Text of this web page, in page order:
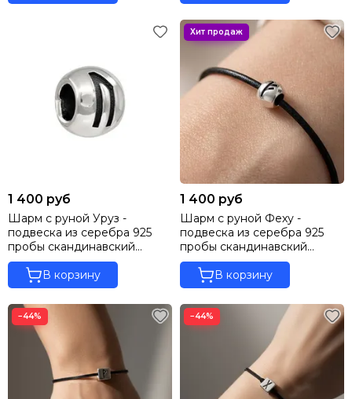
1 400 руб
Шарм с руной Уруз -
подвеска из серебра 925
пробы скандинавский
оберег
В корзину
1 400 руб
Шарм с руной Феху -
подвеска из серебра 925
пробы скандинавский
оберег
В корзину
−44% −44%